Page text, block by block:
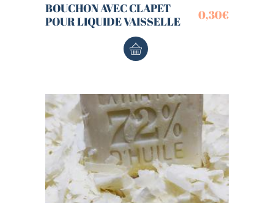
BOUCHON AVEC CLAPET
POUR LIQUIDE VAISSELLE
0,30€